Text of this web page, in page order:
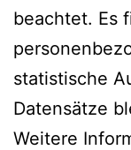
beachtet. Es
statistische
Datensätze
Weitere